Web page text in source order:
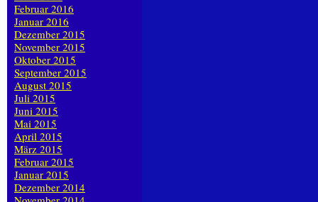
Februar 2016
Januar 2016
Dezember 2015
November 2015
Oktober 2015
September 2015
August 2015
Juli 2015
Juni 2015
Mai 2015
April 2015
März 2015
Februar 2015
Januar 2015
Dezember 2014